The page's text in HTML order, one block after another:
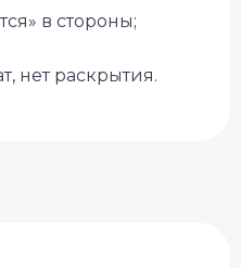
в стороны;
нет раскрытия.